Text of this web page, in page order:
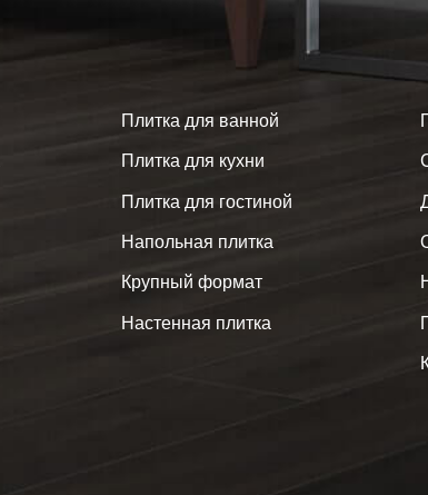
Плитка для ванной
Плитка для кухни
Плитка для гостиной
Напольная плитка
Крупный формат
Настенная плитка